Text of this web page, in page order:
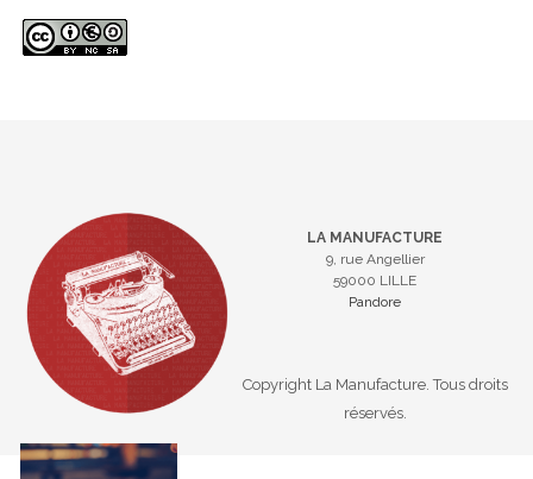
LA MANUFACTURE
9, rue Angellier
59000 LILLE
Pandore
Copyright La Manufacture. Tous droits
réservés.